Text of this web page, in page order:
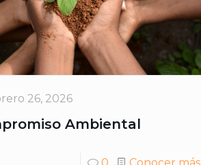
26, 2026
Ambiental
0 Conocer más